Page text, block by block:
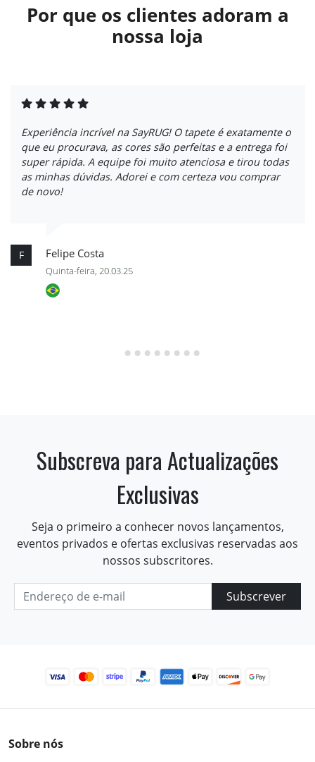
Por que os clientes adoram a
nossa loja
Experiência incrível na SayRUG! O tapete é exatamente o
que eu procurava, as cores são perfeitas e a entrega foi
super rápida. A equipe foi muito atenciosa e tirou todas
as minhas dúvidas. Adorei e com certeza vou comprar
de novo!
F Felipe Costa
Quinta-feira, 20.03.25
Subscreva para Actualizações
Exclusivas
Seja o primeiro a conhecer novos lançamentos,
eventos privados e ofertas exclusivas reservadas aos
nossos subscritores.
Subscrever
Sobre nós